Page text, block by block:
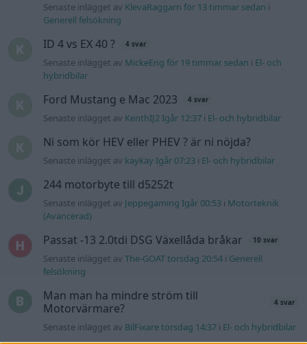
Senaste inlägget av KlevaRaggarn för 13 timmar sedan i
Generell felsökning
ID 4 vs EX 40 ? 4 svar
Senaste inlägget av MickeEng för 19 timmar sedan i El- och
hybridbilar
Ford Mustang e Mac 2023 4 svar
Senaste inlägget av KenthIJ2 Igår 12:37 i El- och hybridbilar
Ni som kör HEV eller PHEV ? är ni nöjda?
Senaste inlägget av kaykay Igår 07:23 i El- och hybridbilar
244 motorbyte till d5252t
Senaste inlägget av Jeppegaming Igår 00:53 i Motorteknik
(Avancerad)
Passat -13 2.0tdi DSG Växellåda bråkar 10 svar
Senaste inlägget avThe-GOAT torsdag 20:54 i Generell
felsökning
Man man ha mindre ström till
Motorvärmare?
4 svar
Senaste inlägget av BilFixare torsdag 14:37 i El- och hybridbilar